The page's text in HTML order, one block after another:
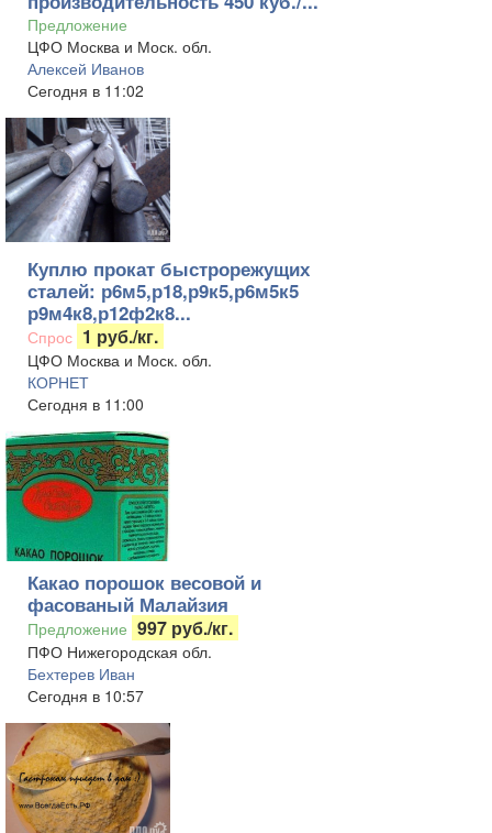
Предложение
ЦФО Москва и Моск. обл.
Алексей Иванов
Сегодня в 11:02
Куплю прокат быстрорежущих
сталей: р6м5,р18,р9к5,р6м5к5
р9м4к8,р12ф2к8...
Спрос 1 руб./кг.
ЦФО Москва и Моск. обл.
КОРНЕТ
Сегодня в 11:00
Какао порошок весовой и
фасованый Малайзия
Предложение 997 руб./кг.
ПФО Нижегородская обл.
Бехтерев Иван
Сегодня в 10:57